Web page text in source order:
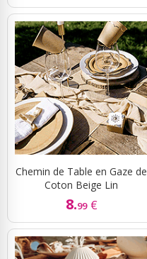
Chemin de Table en Gaze de
Coton Beige Lin
8.99 €